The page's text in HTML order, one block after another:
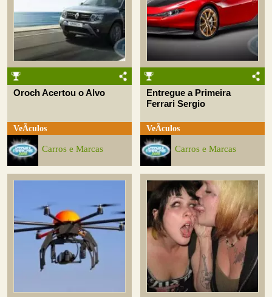
Oroch Acertou o Alvo
VeÃ­culos
Carros e Marcas
Entregue a Primeira
Ferrari Sergio
VeÃ­culos
Carros e Marcas